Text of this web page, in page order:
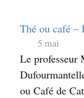
Thé ou café –
5 mai
Le professeur
ou Café de